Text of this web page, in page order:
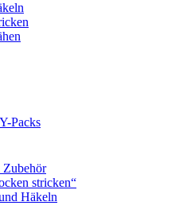
Packs
Zubehör
stricken“
Häkeln